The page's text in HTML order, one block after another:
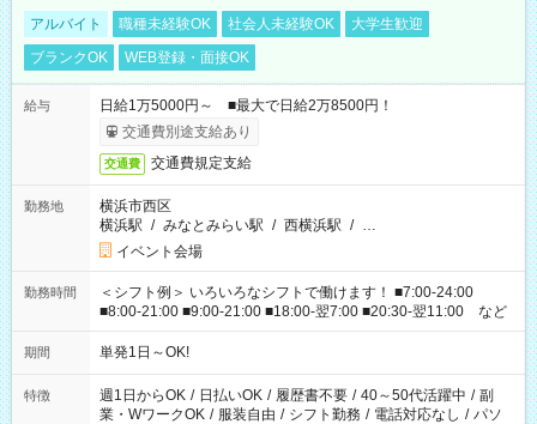
アルバイト 職種未経験OK 社会人未経験OK
大学生歓迎
ブランクOK
WEB登録・面接OK
給与
日給1万5000円～ ■最大で日給2万8500円！
交通費別途支給あり
交通費 交通費規定支給
勤務地
横浜市西区
横浜駅 / みなとみらい駅 / 西横浜駅 / …
イベント会場
勤務時間
＜シフト例＞ いろいろなシフトで働けます！ ■7:00-24:00
■8:00-21:00 ■9:00-21:00 ■18:00-翌7:00 ■20:30-翌11:00 など
期間 単発1日～OK!
特徴 週1日からOK / 日払いOK / 履歴書不要 / 40～50代活躍中 / 副
業・WワークOK / 服装自由 / シフト勤務 / 電話対応なし / パソ